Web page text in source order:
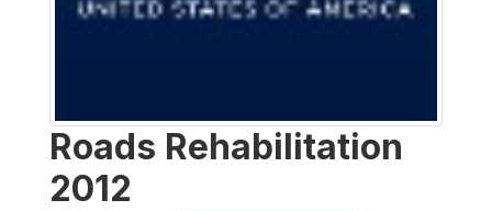
Roads Rehabilitation
2012